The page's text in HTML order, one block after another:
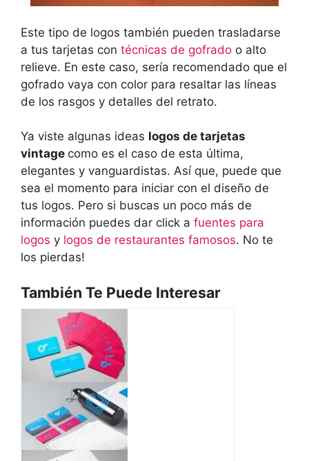
Este tipo de logos también pueden trasladarse
a tus tarjetas con técnicas de gofrado o alto
relieve. En este caso, sería recomendado que el
gofrado vaya con color para resaltar las líneas
de los rasgos y detalles del retrato.
Ya viste algunas ideas logos de tarjetas
vintage como es el caso de esta última,
elegantes y vanguardistas. Así que, puede que
sea el momento para iniciar con el diseño de
tus logos. Pero si buscas un poco más de
información puedes dar click a fuentes para
logos y logos de restaurantes famosos. No te
los pierdas!
También Te Puede Interesar